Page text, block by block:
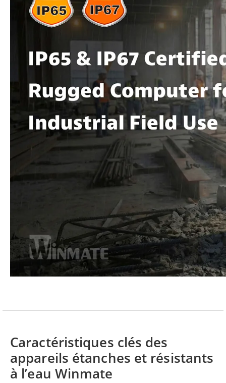
Caractéristiques clés des
appareils étanches et résistants
à l’eau Winmate